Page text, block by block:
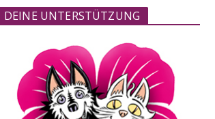
DEINE UNTERSTÜTZUNG